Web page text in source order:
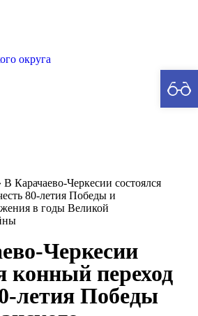
округа
В Карачаево-Черкесии состоялся
80-летия Победы и
в годы Великой
Черкесии
конный переход
летия Победы